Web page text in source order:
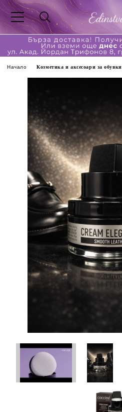
Начало Козметика и аксесоари за обувки